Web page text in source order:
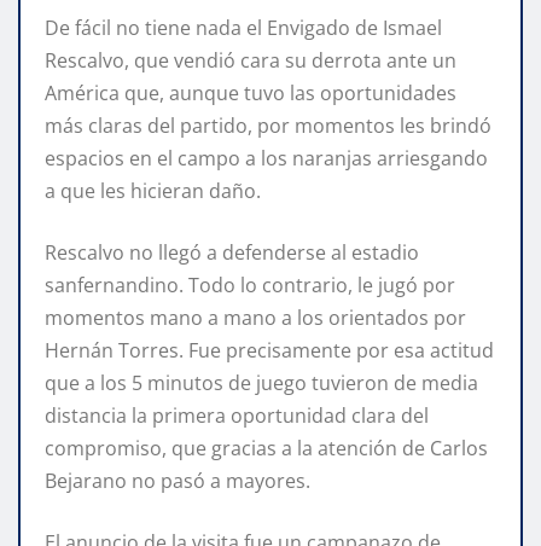
De fácil no tiene nada el Envigado de Ismael
Rescalvo, que vendió cara su derrota ante un
América que, aunque tuvo las oportunidades
más claras del partido, por momentos les brindó
espacios en el campo a los naranjas arriesgando
a que les hicieran daño.
Rescalvo no llegó a defenderse al estadio
sanfernandino. Todo lo contrario, le jugó por
momentos mano a mano a los orientados por
Hernán Torres. Fue precisamente por esa actitud
que a los 5 minutos de juego tuvieron de media
distancia la primera oportunidad clara del
compromiso, que gracias a la atención de Carlos
Bejarano no pasó a mayores.